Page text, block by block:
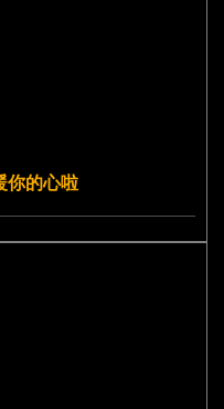
你的心啦